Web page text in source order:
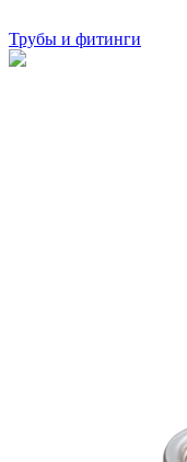
Трубы и фитинги